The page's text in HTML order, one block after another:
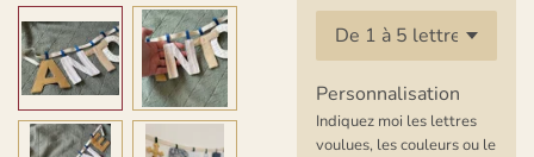
Personnalisation
Indiquez moi les lettres
voulues, les couleurs ou le